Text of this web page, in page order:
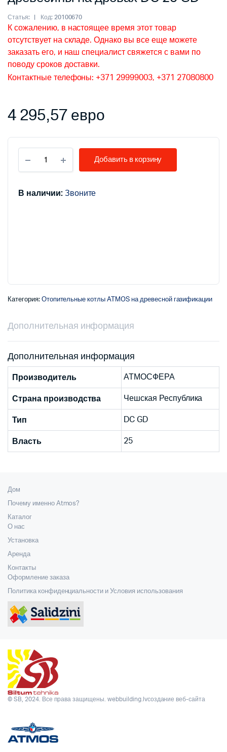
Статья: Код: 20100670
К сожалению, в настоящее время этот товар
отсутствует на складе. Однако вы все еще можете
заказать его, и наш специалист свяжется с вами по
поводу сроков доставки.
Контактные телефоны: +371 29999003, +371 27080800
4 295,57евро
Котлы
для
древесины
Добавить в корзину
В наличии: Звоните
Категория: Отопительные котлы ATMOS на древесной газификации
Дополнительная информация
Дополнительная информация
Производитель АТМОСФЕРА
Страна производства Чешская Республика
Тип DC GD
Власть 25
Дом
Почему именно Atmos?
Каталог
О нас
Установка
Аренда
Контакты
Оформление заказа
Политика конфиденциальности и Условия использования
© SB, 2024. Все права защищены.webbuilding.lvсоздание веб-сайта